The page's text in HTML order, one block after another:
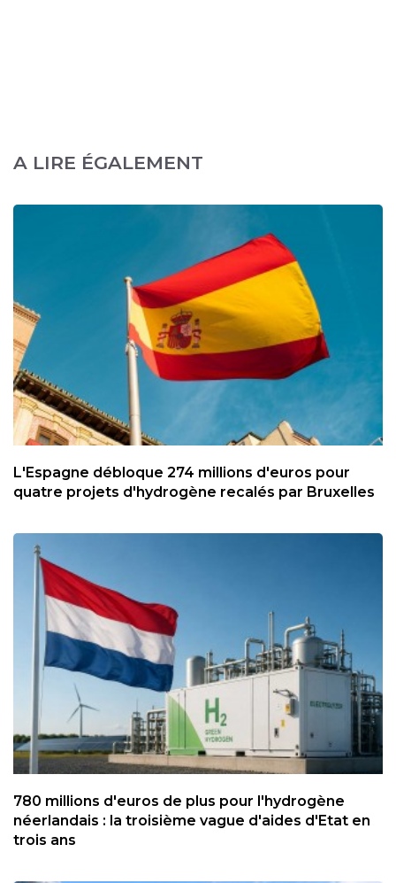
A LIRE ÉGALEMENT
L'Espagne débloque 274 millions d'euros pour
quatre projets d'hydrogène recalés par Bruxelles
780 millions d'euros de plus pour l'hydrogène
néerlandais : la troisième vague d'aides d'Etat en
trois ans